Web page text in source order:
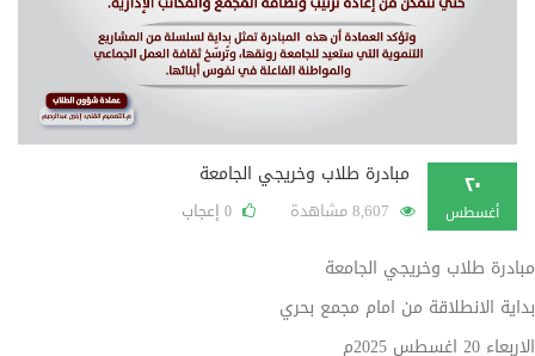
٢٠
أغسطس
مبادرة طلاب وخريجي الجامعة
0 إعجاب
مبادرة طلاب وخريجي الجامعة
بداية الانطلاقة من امام مجمع بحري
الاربعاء 20 اغسطس 2025م